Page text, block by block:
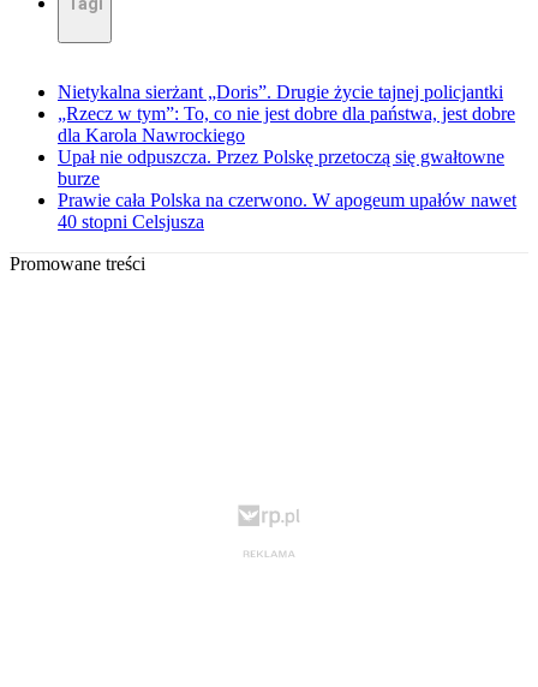
Nietykalna sierżant „Doris”. Drugie życie tajnej policjantki
„Rzecz w tym”: To, co nie jest dobre dla państwa, jest dobre
dla Karola Nawrockiego
Upał nie odpuszcza. Przez Polskę przetoczą się gwałtowne
burze
Prawie cała Polska na czerwono. W apogeum upałów nawet
40 stopni Celsjusza
Promowane treści